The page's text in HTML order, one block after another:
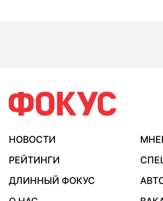
НОВОСТИ
РЕЙТИНГИ
ДЛИННЫЙ ФОКУС